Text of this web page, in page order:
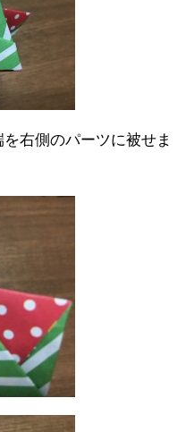
右側のパーツに被せま